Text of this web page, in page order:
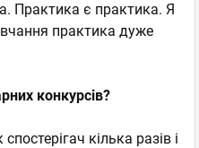
Практика є практика. Я
практика дуже
конкурсів?
кілька разів і